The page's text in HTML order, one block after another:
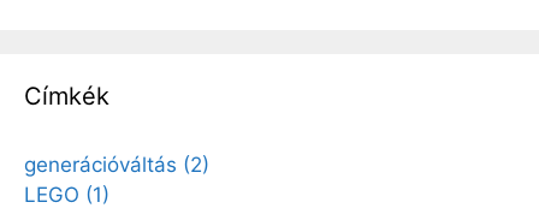
Címkék
generációváltás (2)
LEGO (1)